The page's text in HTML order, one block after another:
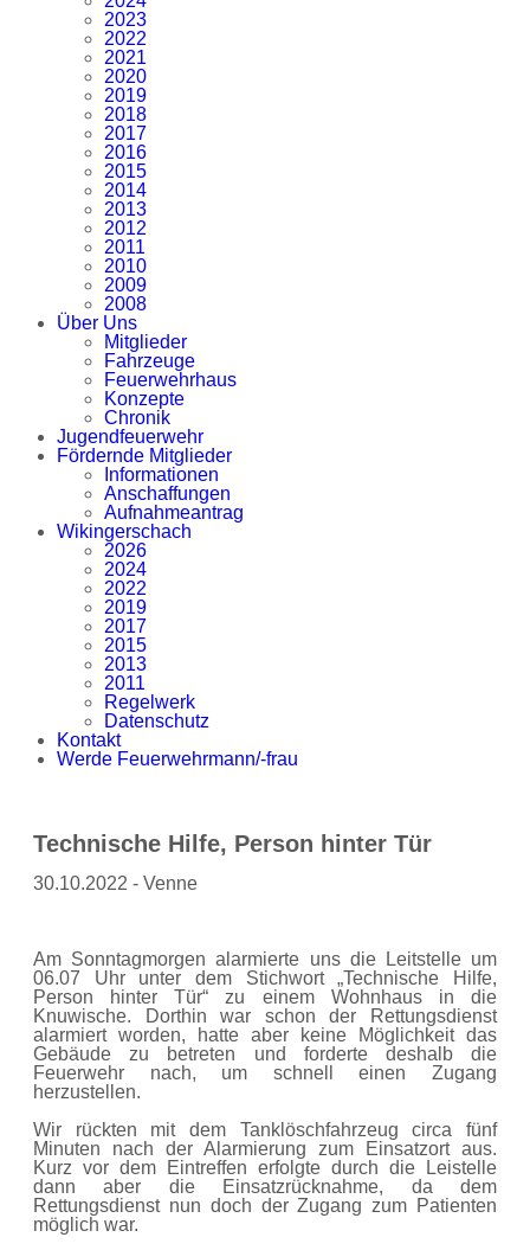
2023
2022
2021
2020
2019
2018
2017
2016
2015
2014
2013
2012
2011
2010
2009
2008
Über Uns
Mitglieder
Fahrzeuge
Feuerwehrhaus
Konzepte
Chronik
Jugendfeuerwehr
Fördernde Mitglieder
Informationen
Anschaffungen
Aufnahmeantrag
Wikingerschach
2026
2024
2022
2019
2017
2015
2013
2011
Regelwerk
Datenschutz
Kontakt
Werde Feuerwehrmann/-frau
Technische Hilfe, Person hinter Tür
30.10.2022 - Venne
Am Sonntagmorgen alarmierte uns die Leitstelle um
06.07 Uhr unter dem Stichwort „Technische Hilfe,
Person hinter Tür“ zu einem Wohnhaus in die
Knuwische. Dorthin war schon der Rettungsdienst
alarmiert worden, hatte aber keine Möglichkeit das
Gebäude zu betreten und forderte deshalb die
Feuerwehr nach, um schnell einen Zugang
herzustellen.
Wir rückten mit dem Tanklöschfahrzeug circa fünf
Minuten nach der Alarmierung zum Einsatzort aus.
Kurz vor dem Eintreffen erfolgte durch die Leistelle
dann aber die Einsatzrücknahme, da dem
Rettungsdienst nun doch der Zugang zum Patienten
möglich war.